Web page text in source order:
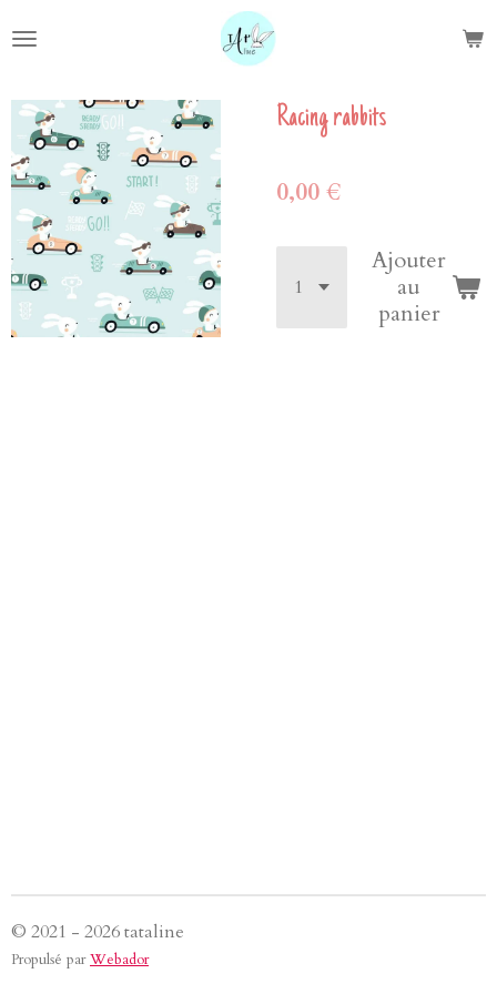
au
principal
Racing rabbits
0,00 €
Ajouter
au
panier
© 2021 - 2026 tataline
Propulsé parWebador